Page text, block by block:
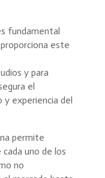
fundamental
este
y para
el
y experiencia del
permite
uno de los
no